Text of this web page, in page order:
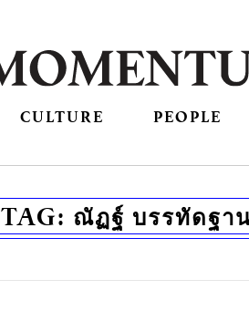
CULTURE PEOPLE
TAG: ณัฏฐ์ บรรทัดฐา